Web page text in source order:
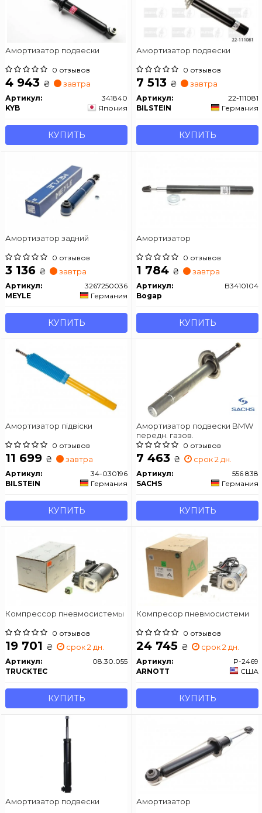
Амортизатор подвески
0 отзывов
4 943 ₴ завтра
Артикул:
341840
KYB
Япония
КУПИТЬ
Амортизатор подвески
0 отзывов
7 513 ₴ завтра
Артикул:
22-111081
BILSTEIN
Германия
КУПИТЬ
Амортизатор задний
0 отзывов
3 136 ₴ завтра
Артикул:
3267250036
MEYLE
Германия
КУПИТЬ
Амортизатор
0 отзывов
1 784 ₴ завтра
Артикул:
B3410104
Bogap
КУПИТЬ
Амортизатор підвіски
0 отзывов
11 699 ₴ завтра
Артикул:
34-030196
BILSTEIN
Германия
КУПИТЬ
Амортизатор подвески BMW
передн. газов.
0 отзывов
7 463 ₴ срок 2 дн.
Артикул:
556 838
SACHS
Германия
КУПИТЬ
Компрессор пневмосистемы
0 отзывов
19 701 ₴ срок 2 дн.
Артикул:
08.30.055
TRUCKTEC
КУПИТЬ
Компресор пневмосистеми
0 отзывов
24 745 ₴ срок 2 дн.
Артикул:
P-2469
ARNOTT
США
КУПИТЬ
Амортизатор подвески Амортизатор